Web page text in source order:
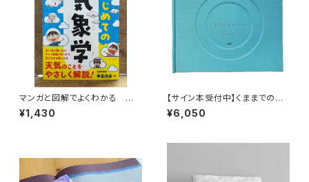
マンガと図解でよくわかる はじ
めての気象学
¥1,430
【サイン本受付中】くままでのお
さらい〈特装新版〉
¥6,050